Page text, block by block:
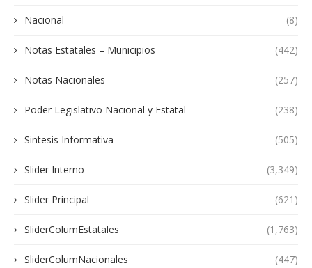
Nacional (8)
Notas Estatales – Municipios (442)
Notas Nacionales (257)
Poder Legislativo Nacional y Estatal (238)
Sintesis Informativa (505)
Slider Interno (3,349)
Slider Principal (621)
SliderColumEstatales (1,763)
SliderColumNacionales (447)